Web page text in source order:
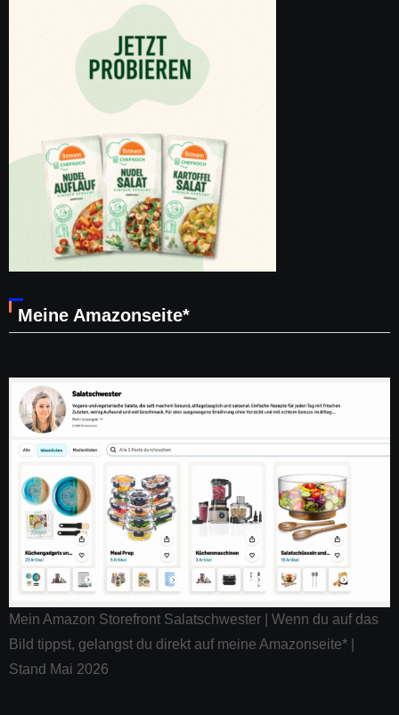
Meine Amazonseite*
Mein Amazon Storefront Salatschwester | Wenn du auf das
Bild tippst, gelangst du direkt auf meine Amazonseite* |
Stand Mai 2026